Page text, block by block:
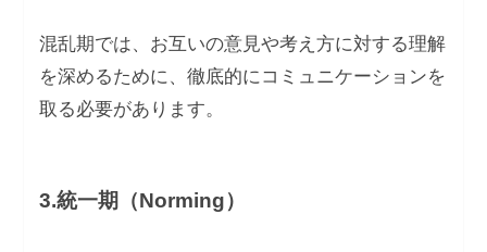
混乱期では、お互いの意見や考え方に対する理解
を深めるために、徹底的にコミュニケーションを
取る必要があります。
3.統一期（Norming）